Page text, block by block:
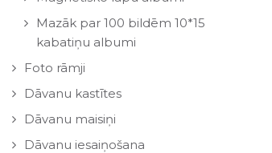
Mazāk par 100 bildēm 10*15
kabatiņu albumi
Foto rāmji
Dāvanu kastītes
Dāvanu maisiņi
Dāvanu iesaiņošana